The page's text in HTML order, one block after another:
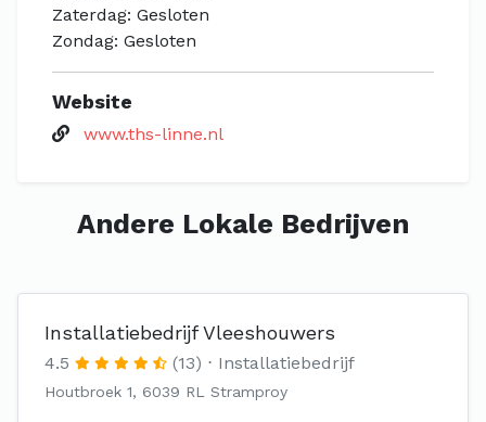
Zaterdag: Gesloten
Zondag: Gesloten
Website
www.ths-linne.nl
Andere Lokale Bedrijven
Installatiebedrijf Vleeshouwers
4.5 (13) Installatiebedrijf
Houtbroek 1, 6039 RL Stramproy